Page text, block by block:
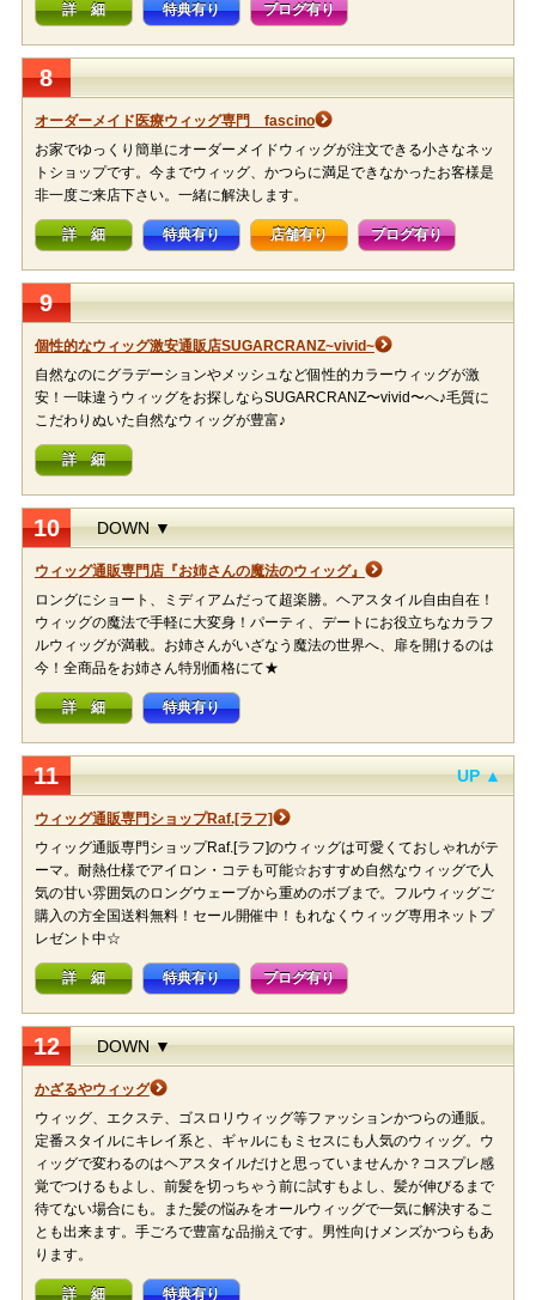
詳 細 特典有り ブログ有り
8
オーダーメイド医療ウィッグ専門 fascino
お家でゆっくり簡単にオーダーメイドウィッグが注文できる小さなネッ
トショップです。今までウィッグ、かつらに満足できなかったお客様是
非一度ご来店下さい。一緒に解決します。
詳 細 特典有り 店舗有り ブログ有り
9
個性的なウィッグ激安通販店SUGARCRANZ~vivid~
自然なのにグラデーションやメッシュなど個性的カラーウィッグが激
安！一味違うウィッグをお探しならSUGARCRANZ〜vivid〜へ♪毛質に
こだわりぬいた自然なウィッグが豊富♪
詳 細
10 DOWN ▼
ウィッグ通販専門店『お姉さんの魔法のウィッグ』
ロングにショート、ミディアムだって超楽勝。ヘアスタイル自由自在！
ウィッグの魔法で手軽に大変身！パーティ、デートにお役立ちなカラフ
ルウィッグが満載。お姉さんがいざなう魔法の世界へ、扉を開けるのは
今！全商品をお姉さん特別価格にて★
詳 細 特典有り
11 UP ▲
ウィッグ通販専門ショップRaf.[ラフ]
ウィッグ通販専門ショップRaf.[ラフ]のウィッグは可愛くておしゃれがテ
ーマ。耐熱仕様でアイロン・コテも可能☆おすすめ自然なウィッグで人
気の甘い雰囲気のロングウェーブから重めのボブまで。フルウィッグご
購入の方全国送料無料！セール開催中！もれなくウィッグ専用ネットプ
レゼント中☆
詳 細 特典有り ブログ有り
12 DOWN ▼
かざるやウィッグ
ウィッグ、エクステ、ゴスロリウィッグ等ファッションかつらの通販。
定番スタイルにキレイ系と、ギャルにもミセスにも人気のウィッグ。ウ
ィッグで変わるのはヘアスタイルだけと思っていませんか？コスプレ感
覚でつけるもよし、前髪を切っちゃう前に試すもよし、髪が伸びるまで
待てない場合にも。また髪の悩みをオールウィッグで一気に解決するこ
とも出来ます。手ごろで豊富な品揃えです。男性向けメンズかつらもあ
ります。
詳 細 特典有り